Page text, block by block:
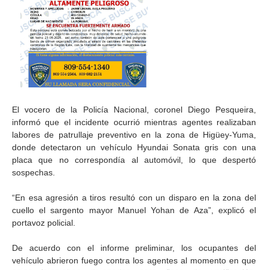
El vocero de la Policía Nacional, coronel Diego Pesqueira,
informó que el incidente ocurrió mientras agentes realizaban
labores de patrullaje preventivo en la zona de Higüey-Yuma,
donde detectaron un vehículo Hyundai Sonata gris con una
placa que no correspondía al automóvil, lo que despertó
sospechas.
“En esa agresión a tiros resultó con un disparo en la zona del
cuello el sargento mayor Manuel Yohan de Aza”, explicó el
portavoz policial.
De acuerdo con el informe preliminar, los ocupantes del
vehículo abrieron fuego contra los agentes al momento en que